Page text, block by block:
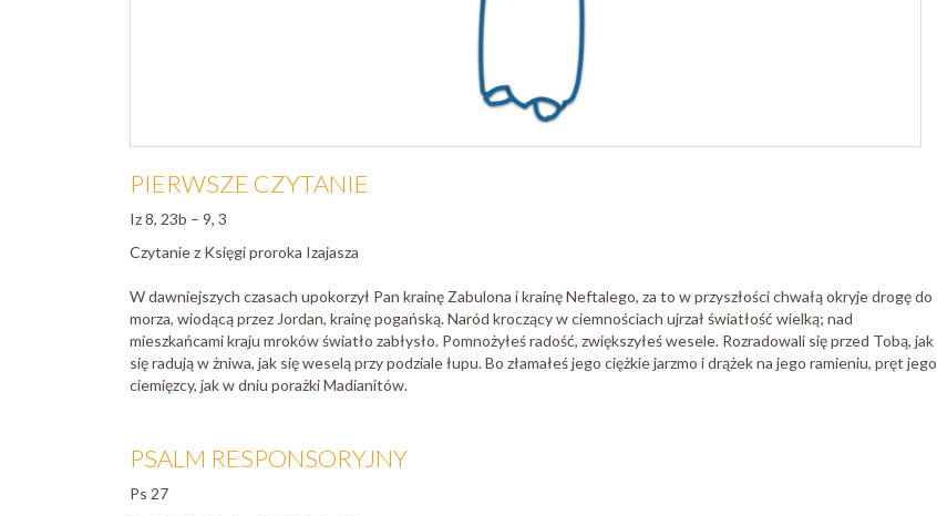
PIERWSZE CZYTANIE
Iz 8, 23b – 9, 3
Czytanie z Księgi proroka Izajasza
W dawniejszych czasach upokorzył Pan krainę Zabulona i krainę Neftalego, za to w przyszłości chwałą okryje drogę do
morza, wiodącą przez Jordan, krainę pogańską. Naród kroczący w ciemnościach ujrzał światłość wielką; nad
mieszkańcami kraju mroków światło zabłysło. Pomnożyłeś radość, zwiększyłeś wesele. Rozradowali się przed Tobą, jak
się radują w żniwa, jak się weselą przy podziale łupu. Bo złamałeś jego ciężkie jarzmo i drążek na jego ramieniu, pręt jego
ciemięzcy, jak w dniu porażki Madianitów.
PSALM RESPONSORYJNY
Ps 27